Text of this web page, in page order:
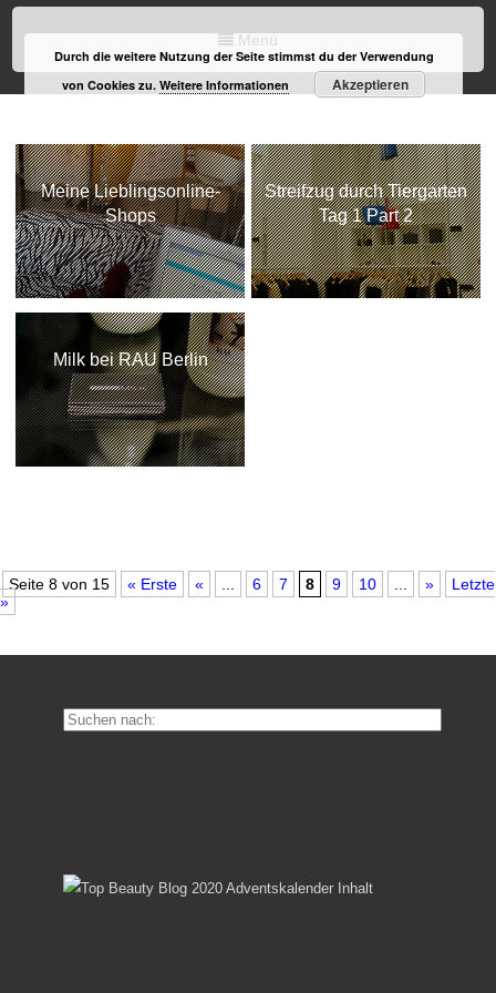
Menü
Meine Lieblingsonline-
Shops
Streifzug durch Tiergarten
Tag 1 Part 2
Milk bei RAU Berlin
Seite 8 von 15 « Erste « 6 7 8 9 10 »
Letzte
»
Durch die weitere Nutzung der Seite stimmst du der Verwendung
von Cookies zu.Weitere Informationen Akzeptieren